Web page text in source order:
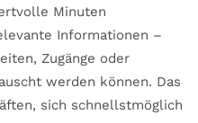
Minuten
Informationen –
Zugänge oder
werden können. Das
sich schnellstmöglich